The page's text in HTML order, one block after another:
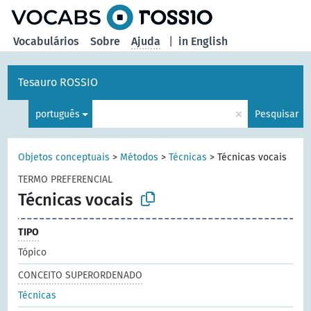
in English
Vocabulários Sobre Ajuda
Tesauro ROSSIO
português × Pesquisar
Objetos conceptuais > Métodos >Técnicas >Técnicas vocais
TERMO PREFERENCIAL
Técnicas vocais
TIPO
Tópico
CONCEITO SUPERORDENADO
Técnicas